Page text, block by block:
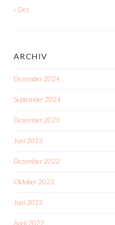
« Dez.
ARCHIV
Dezember 2024
September 2024
Dezember 2023
Juni 2023
Dezember 2022
Oktober 2022
Juni 2022
April 2022